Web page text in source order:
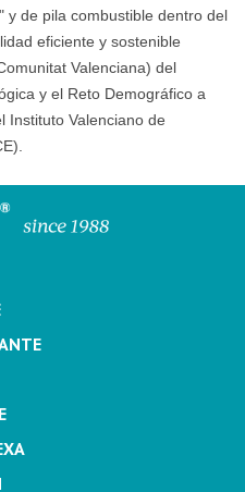
y de pila combustible dentro del
eficiente y sostenible
Valenciana) del
y el Reto Demográfico a
Instituto Valenciano de